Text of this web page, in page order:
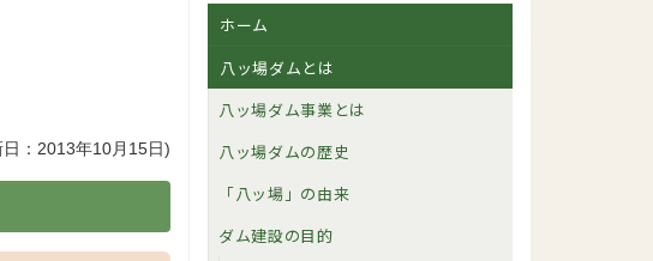
日：2013年10月15日)
ホーム
八ッ場ダムとは
八ッ場ダム事業とは
八ッ場ダムの歴史
「八ッ場」の由来
ダム建設の目的